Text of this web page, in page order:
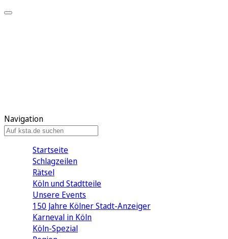
Navigation
Startseite
Schlagzeilen
Rätsel
Köln und Stadtteile
Unsere Events
150 Jahre Kölner Stadt-Anzeiger
Karneval in Köln
Köln-Spezial